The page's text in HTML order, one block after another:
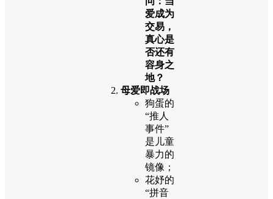
爱成为
交易，
真心是
否还有
容身之
地？
母爱即战场
狗蛋的
“推人
事件”
是儿童
暴力的
镜像；
花妤的
“拼音